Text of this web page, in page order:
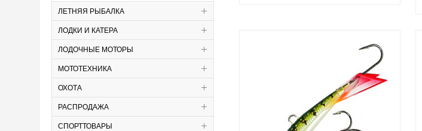
ЛЕТНЯЯ РЫБАЛКА
ЛОДКИ И КАТЕРА
ЛОДОЧНЫЕ МОТОРЫ
МОТОТЕХНИКА
ОХОТА
РАСПРОДАЖА
СПОРТТОВАРЫ